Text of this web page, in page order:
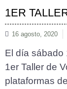
1ER
16 agosto, 2020
El día sábado
1er Taller de
plataformas